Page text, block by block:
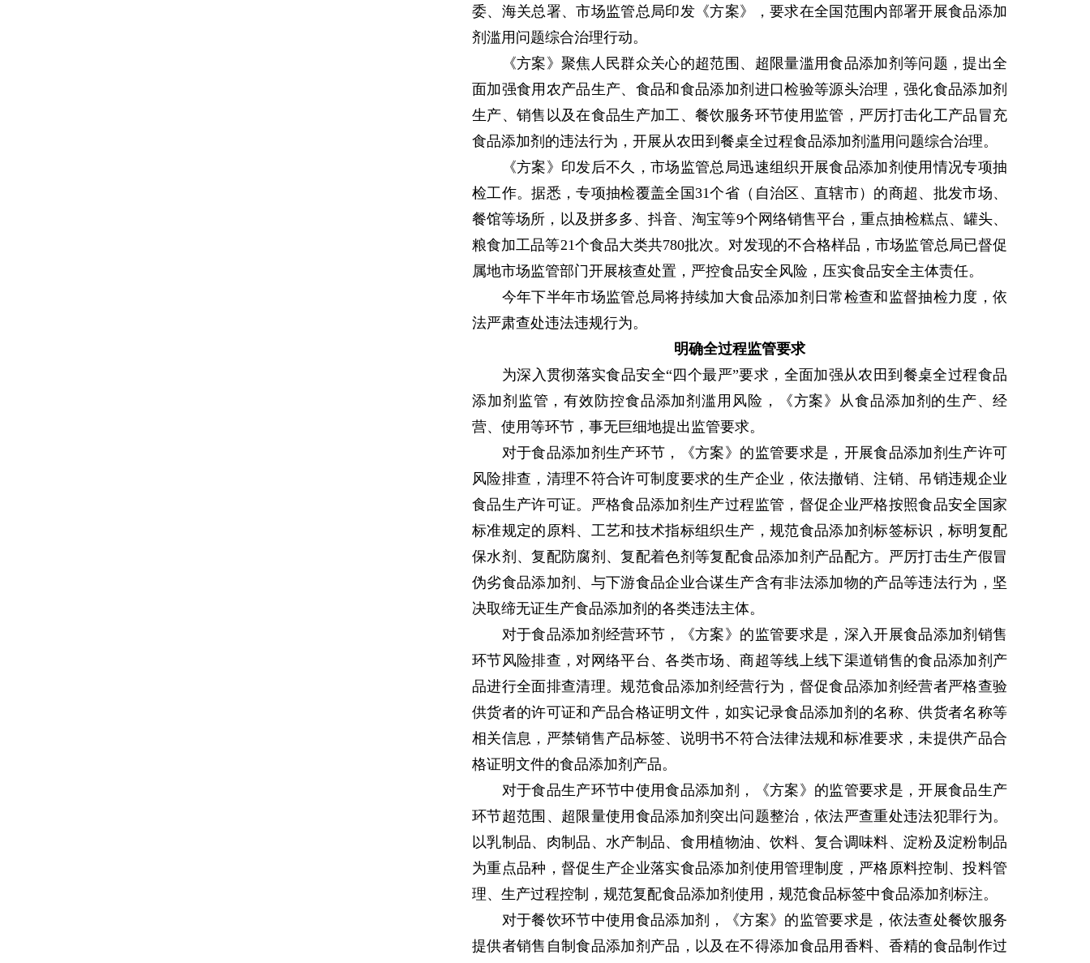
委、海关总署、市场监管总局印发《方案》，要求在全国范围内部署开展食品添加
剂滥用问题综合治理行动。
《方案》聚焦人民群众关心的超范围、超限量滥用食品添加剂等问题，提出全
面加强食用农产品生产、食品和食品添加剂进口检验等源头治理，强化食品添加剂
生产、销售以及在食品生产加工、餐饮服务环节使用监管，严厉打击化工产品冒充
食品添加剂的违法行为，开展从农田到餐桌全过程食品添加剂滥用问题综合治理。
《方案》印发后不久，市场监管总局迅速组织开展食品添加剂使用情况专项抽
检工作。据悉，专项抽检覆盖全国31个省（自治区、直辖市）的商超、批发市场、
餐馆等场所，以及拼多多、抖音、淘宝等9个网络销售平台，重点抽检糕点、罐头、
粮食加工品等21个食品大类共780批次。对发现的不合格样品，市场监管总局已督促
属地市场监管部门开展核查处置，严控食品安全风险，压实食品安全主体责任。
今年下半年市场监管总局将持续加大食品添加剂日常检查和监督抽检力度，依
法严肃查处违法违规行为。
明确全过程监管要求
为深入贯彻落实食品安全“四个最严”要求，全面加强从农田到餐桌全过程食品
添加剂监管，有效防控食品添加剂滥用风险，《方案》从食品添加剂的生产、经
营、使用等环节，事无巨细地提出监管要求。
对于食品添加剂生产环节，《方案》的监管要求是，开展食品添加剂生产许可
风险排查，清理不符合许可制度要求的生产企业，依法撤销、注销、吊销违规企业
食品生产许可证。严格食品添加剂生产过程监管，督促企业严格按照食品安全国家
标准规定的原料、工艺和技术指标组织生产，规范食品添加剂标签标识，标明复配
保水剂、复配防腐剂、复配着色剂等复配食品添加剂产品配方。严厉打击生产假冒
伪劣食品添加剂、与下游食品企业合谋生产含有非法添加物的产品等违法行为，坚
决取缔无证生产食品添加剂的各类违法主体。
对于食品添加剂经营环节，《方案》的监管要求是，深入开展食品添加剂销售
环节风险排查，对网络平台、各类市场、商超等线上线下渠道销售的食品添加剂产
品进行全面排查清理。规范食品添加剂经营行为，督促食品添加剂经营者严格查验
供货者的许可证和产品合格证明文件，如实记录食品添加剂的名称、供货者名称等
相关信息，严禁销售产品标签、说明书不符合法律法规和标准要求，未提供产品合
格证明文件的食品添加剂产品。
对于食品生产环节中使用食品添加剂，《方案》的监管要求是，开展食品生产
环节超范围、超限量使用食品添加剂突出问题整治，依法严查重处违法犯罪行为。
以乳制品、肉制品、水产制品、食用植物油、饮料、复合调味料、淀粉及淀粉制品
为重点品种，督促生产企业落实食品添加剂使用管理制度，严格原料控制、投料管
理、生产过程控制，规范复配食品添加剂使用，规范食品标签中食品添加剂标注。
对于餐饮环节中使用食品添加剂，《方案》的监管要求是，依法查处餐饮服务
提供者销售自制食品添加剂产品，以及在不得添加食品用香料、香精的食品制作过